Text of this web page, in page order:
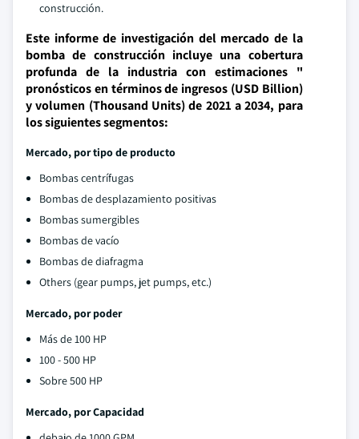
construcción.
Este informe de investigación del mercado de la
bomba de construcción incluye una cobertura
profunda de la industria con estimaciones "
pronósticos en términos de ingresos (USD Billion)
y volumen (Thousand Units) de 2021 a 2034, para
los siguientes segmentos:
Mercado, por tipo de producto
Bombas centrífugas
Bombas de desplazamiento positivas
Bombas sumergibles
Bombas de vacío
Bombas de diafragma
Others (gear pumps, jet pumps, etc.)
Mercado, por poder
Más de 100 HP
100 - 500 HP
Sobre 500 HP
Mercado, por Capacidad